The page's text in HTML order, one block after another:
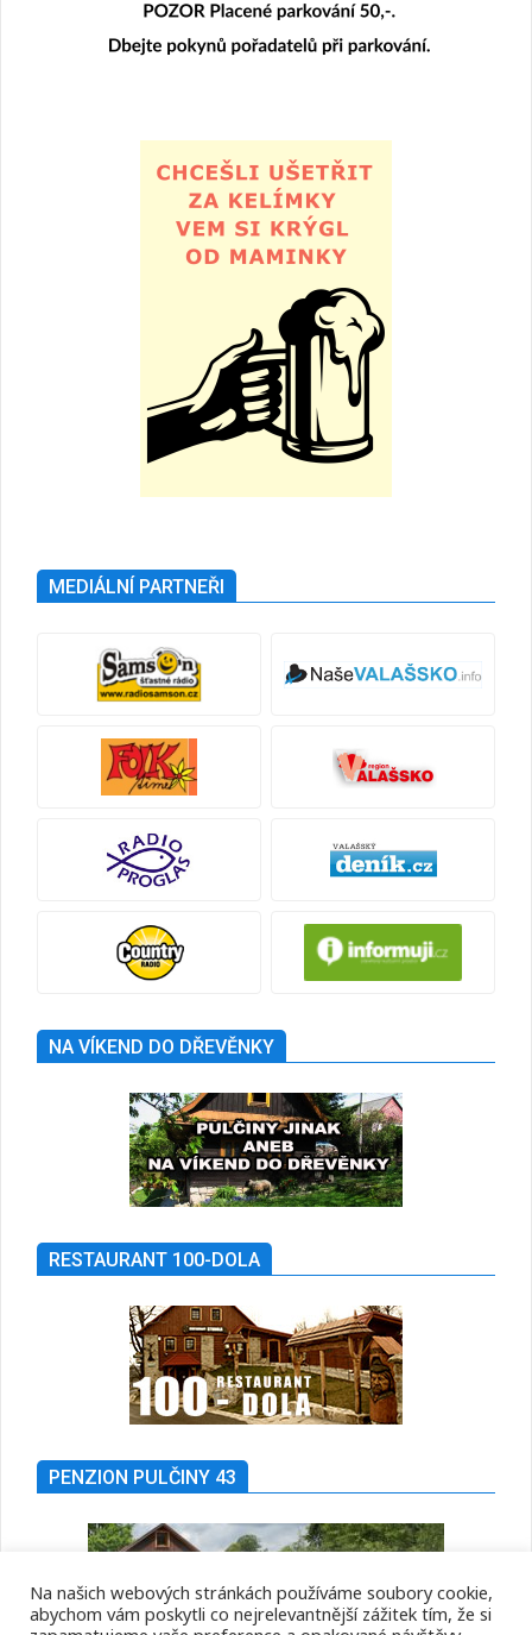
MEDIÁLNÍ PARTNEŘI
NA VÍKEND DO DŘEVĚNKY
RESTAURANT 100-DOLA
PENZION PULČINY 43
Na našich webových stránkách používáme soubory cookie,
abychom vám poskytli co nejrelevantnější zážitek tím, že si